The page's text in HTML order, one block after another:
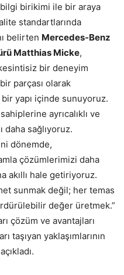
birikimi ile bir araya
standartlarında
belirten Mercedes-Benz
Matthias Micke,
kesintisiz bir deneyim
parçası olarak
yapı içinde sunuyoruz.
ayrıcalıklı ve
daha sağlıyoruz.
dönemde,
çözümlerimizi daha
akıllı hale getiriyoruz.
sunmak değil; her temas
değer üretmek.”
çözüm ve avantajları
taşıyan yaklaşımlarının